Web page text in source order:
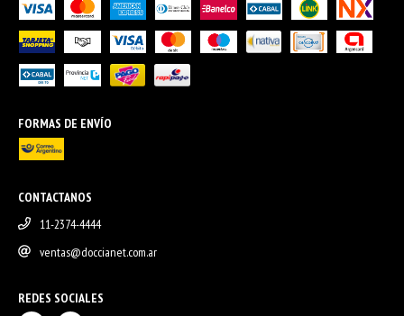
FORMAS DE ENVÍO
CONTACTANOS
11-2374-4444
ventas@doccianet.com.ar
REDES SOCIALES